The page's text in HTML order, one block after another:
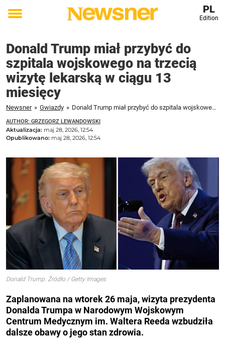
Toggle
PL
Edition
Donald Trump miał przybyć do
szpitala wojskowego na trzecią
wizytę lekarską w ciągu 13
miesięcy
Newsner » Gwiazdy » Donald Trump miał przybyć do szpitala wojskowego na trzecią wizytę lekarską w ciągu 13 miesięcy
AUTHOR: GRZEGORZ LEWANDOWSKI
Aktualizacja: maj 28, 2026, 12:54
Opublikowano: maj 28, 2026, 12:54
Donald Trump. Źródło / Getty Images
Zaplanowana na wtorek 26 maja, wizyta prezydenta
Donalda Trumpa w Narodowym Wojskowym
Centrum Medycznym im. Waltera Reeda wzbudziła
dalsze obawy o jego stan zdrowia.